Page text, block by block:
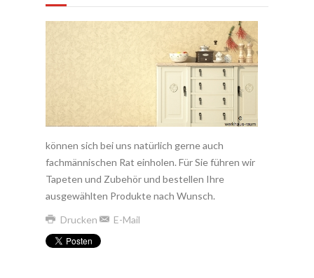
können sich bei uns natürlich gerne auch
fachmännischen Rat einholen. Für Sie führen wir
Tapeten und Zubehör und bestellen Ihre
ausgewählten Produkte nach Wunsch.
Drucken
E-Mail